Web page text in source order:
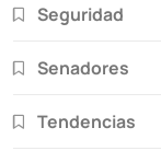
Seguridad
Senadores
Tendencias